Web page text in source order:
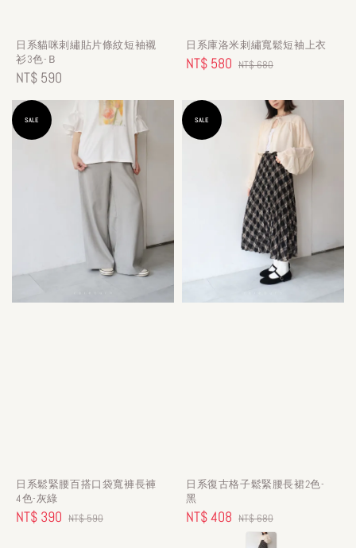
日系貓咪刺繡貼片條紋短袖襯
衫3色-Ｂ
Regular
price
NT$ 590
日系庫洛米刺繡寬鬆短袖上衣
Sale
NT$ 580 Regular
NT$ 680
SALE
日系鬆緊腰百搭口袋寬褲長褲
4色-灰綠
Sale
NT$ 390 Regular
NT$ 590
SALE
日系復古格子鬆緊腰長裙2色-
黑
Sale
NT$ 408 Regular
price
NT$ 680